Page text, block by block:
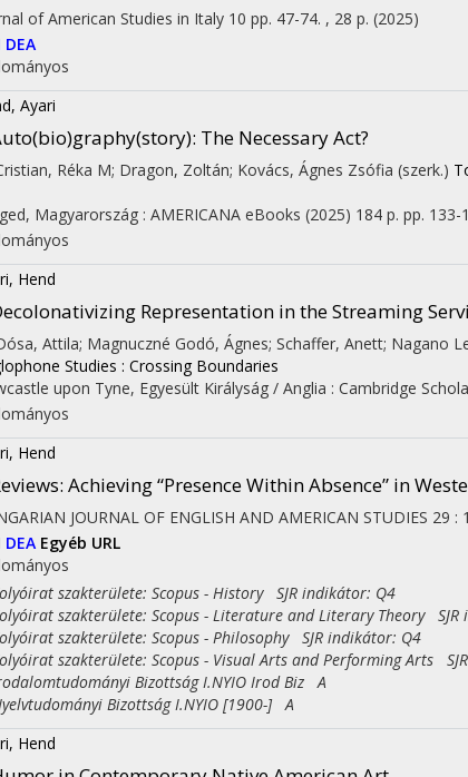
of American Studies in Italy 10 pp. 47-74. , 28 p. (2025)
DEA
Ayari
The Necessary Act?
Réka M; Dragon, Zoltán; Kovács, Ágnes Zsófia (szerk.)
Magyarország : AMERICANA eBooks (2025) 184 p. pp. 133-
Hend
Representation in the Streaming
Attila; Magnuczné Godó, Ágnes; Schaffer, Anett; Nagano
Studies : Crossing Boundaries
upon Tyne, Egyesült Királyság / Anglia : Cambridge
Hend
Achieving “Presence Within Absence” in
JOURNAL OF ENGLISH AND AMERICAN STUDIES 29 : 1
DEA Egyéb URL
szakterülete: Scopus - History SJR indikátor: Q4
szakterülete: Scopus - Literature and Literary Theory SJR
szakterülete: Scopus - Philosophy SJR indikátor: Q4
szakterülete: Scopus - Visual Arts and Performing Arts
Bizottság I.NYIO Irod Biz A
Bizottság I.NYIO [1900-] A
Hend